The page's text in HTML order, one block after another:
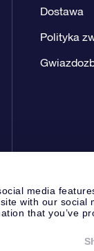
media
with our social
that you’ve
Dostawa
Polityka
Strona prasowa